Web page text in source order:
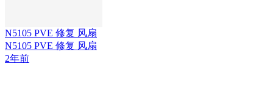
N5105 PVE 修复 风扇
N5105 PVE 修复 风扇
2年前